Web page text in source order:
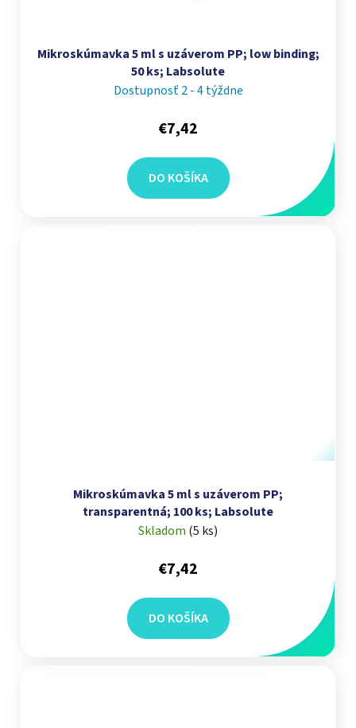
Mikroskúmavka 5 ml s uzáverom PP; low binding;
50 ks; Labsolute
Dostupnosť 2 - 4 týždne
€7,42
DO KOŠÍKA
Mikroskúmavka 5 ml s uzáverom PP;
transparentná; 100 ks; Labsolute
Skladom (5 ks)
€7,42
DO KOŠÍKA